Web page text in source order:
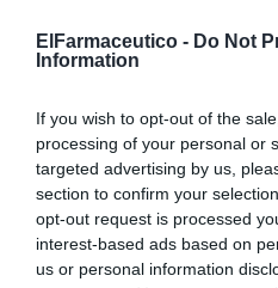
ElFarmaceutico - Do Not
Information
If you wish to opt-out of the
processing of your personal or
targeted advertising by us,
section to confirm your
opt-out request is processed
interest-based ads based on
us or personal information
de
periodo
La nueva
reforzar la
aumentar
locales.
La